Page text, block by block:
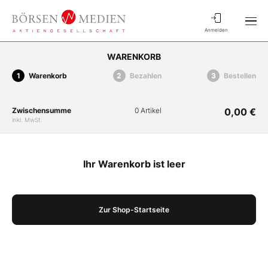
Anmelden
WARENKORB
Warenkorb Bezahlen Bestellen
Zwischensumme
inkl. MwSt.
0 Artikel 0,00 €
Ihr Warenkorb ist leer
Zur Shop-Startseite